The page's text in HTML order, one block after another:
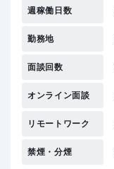
週稼働日数
勤務地
面談回数
オンライン面談
リモートワーク
禁煙・分煙